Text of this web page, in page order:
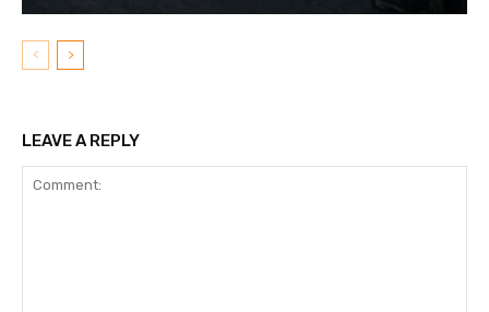
LEAVE A REPLY